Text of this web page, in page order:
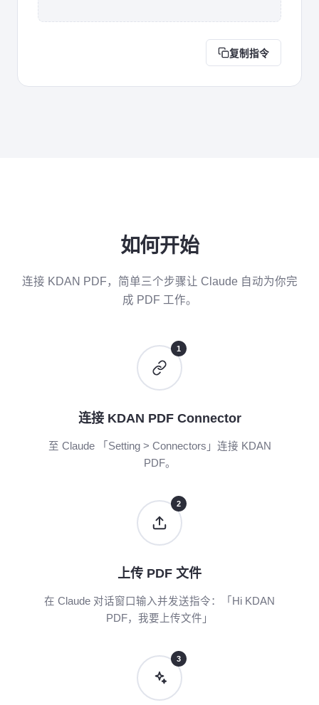
复制指令
如何开始
连接 KDAN PDF，简单三个步骤让 Claude 自动为你完
成 PDF 工作。
1
连接 KDAN PDF Connector
至 Claude 「Setting > Connectors」连接 KDAN
PDF。
2
上传 PDF 文件
在 Claude 对话窗口输入并发送指令：「Hi KDAN
PDF，我要上传文件」
3